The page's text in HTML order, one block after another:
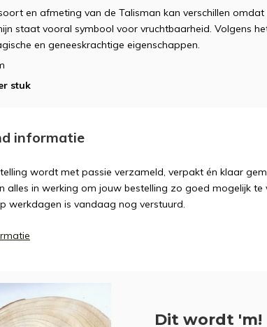
en afmeting van de Talisman kan verschillen
staat vooral symbool voor vruchtbaarheid. Volgens
en geneeskrachtige eigenschappen.
stuk
informatie
wordt met passie verzameld, verpakt én klaar
alles in werking om jouw bestelling zo goed mogelijk te
werkdagen is vandaag nog verstuurd.
Dit wordt 'm!